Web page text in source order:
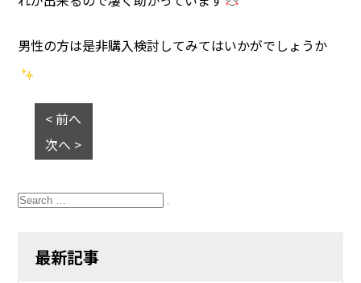
男性の方は是非購入検討してみてはいかがでしょうか
< 前へ
次へ >
Search
for:
最新記事